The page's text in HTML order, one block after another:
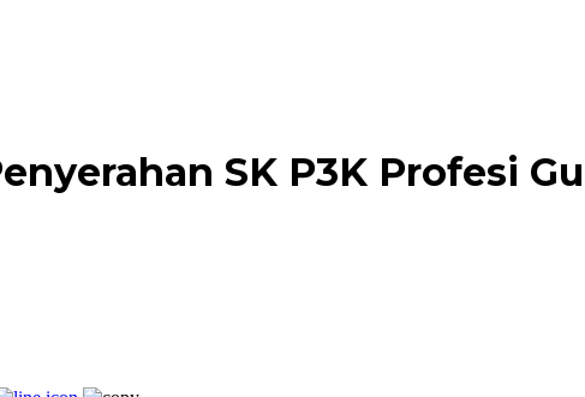
SK P3K Profesi